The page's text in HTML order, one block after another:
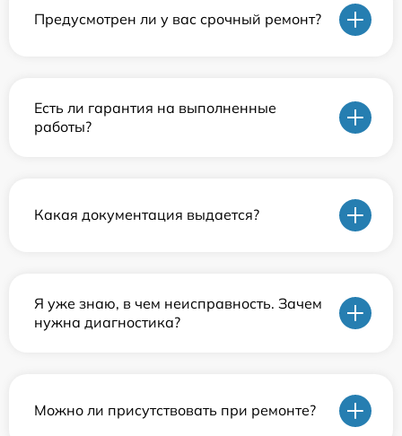
Предусмотрен ли у вас срочный ремонт?
Есть ли гарантия на выполненные
работы?
Какая документация выдается?
Я уже знаю, в чем неисправность. Зачем
нужна диагностика?
Можно ли присутствовать при ремонте?